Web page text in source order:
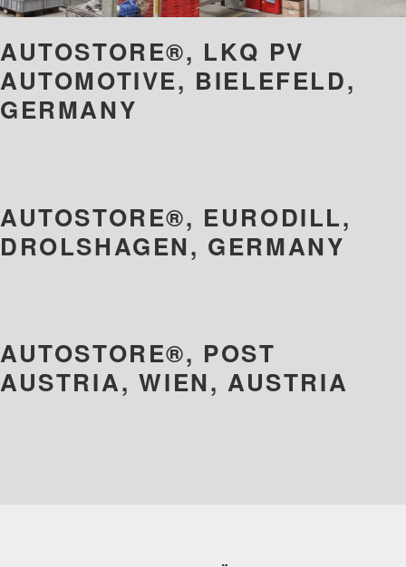
AUTOSTORE®, LKQ PV
AUTOMOTIVE, BIELEFELD,
GERMANY
AUTOSTORE®, EURODILL,
DROLSHAGEN, GERMANY
AUTOSTORE®, POST
AUSTRIA, WIEN, AUSTRIA